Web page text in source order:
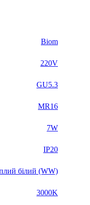
Biom
220V
GU5.3
MR16
7W
IP20
білий (WW)
3000K